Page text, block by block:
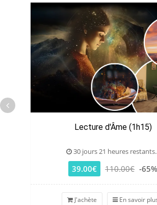
Lecture d'Âme (1h15)
30 jours 21 heures
39.00€ 110.00€ -65%
J'achète En savoir